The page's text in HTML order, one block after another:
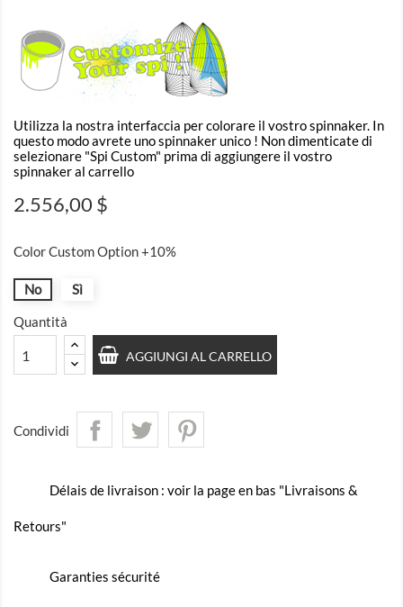
Utilizza la nostra interfaccia per colorare il vostro spinnaker. In
questo modo avrete uno spinnaker unico ! Non dimenticate di
selezionare "Spi Custom" prima di aggiungere il vostro
spinnaker al carrello
2.556,00 $
Color Custom Option +10%
No
Sì
Quantità
AGGIUNGI AL CARRELLO
Condividi
Délais de livraison : voir la page en bas "Livraisons &
Retours"
Garanties sécurité